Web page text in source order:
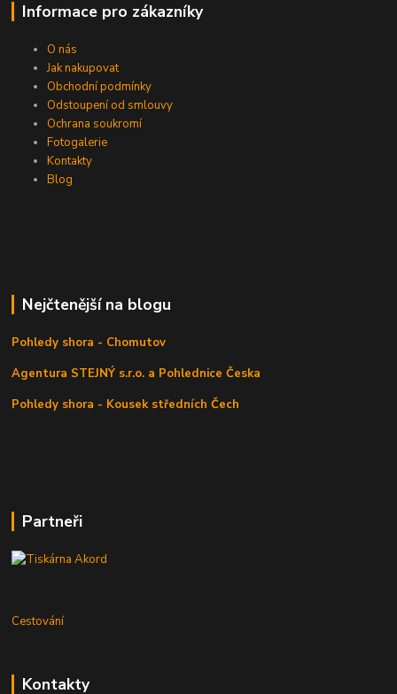
Informace pro zákazníky
O nás
Jak nakupovat
Obchodní podmínky
Odstoupení od smlouvy
Ochrana soukromí
Fotogalerie
Kontakty
Blog
Nejčtenější na blogu
Pohledy shora - Chomutov
Agentura STEJNÝ s.r.o. a Pohlednice Česka
Pohledy shora - Kousek středních Čech
Partneři
Cestování
Kontakty